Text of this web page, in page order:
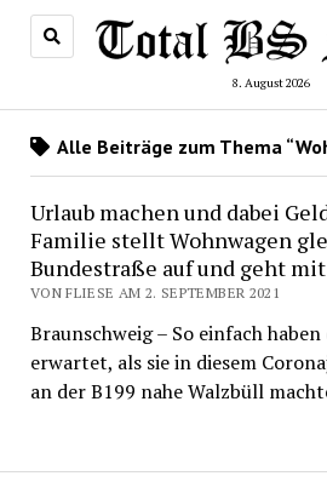
8. August 2026
Alle Beiträge zum Thema
Urlaub machen und dabei
Familie stellt Wohnwagen
Bundestraße auf und geht mit
VON FLIESE AM 2. SEPTEMBER 2021
Braunschweig – So einfach
erwartet, als sie in diesem
an der B199 nahe Walzbüll